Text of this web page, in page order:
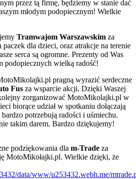
przez tą firmę, będziemy w stanie dać
młodym podopiecznym! Wielkie
Tramwajom Warszawskim za
dla dzieci, oraz atrakcje na terenie
serca są ogromne. Prezenty od Was
podopiecznych wielką radość!
pragną wyrazić serdeczne
Fus za wsparcie akcji. Dzięki Waszej
zorganizować MotoMikolajki.pl w
biorące udział w spotkaniu dołączają
potrzebują radości i uśmiechu.
takim darem. Bardzo dziękujemy!
podziękowania dla m-Trade za
MotoMikołajki.pl. Wielkie dzięki, że
data/www/u253432.webh.me/